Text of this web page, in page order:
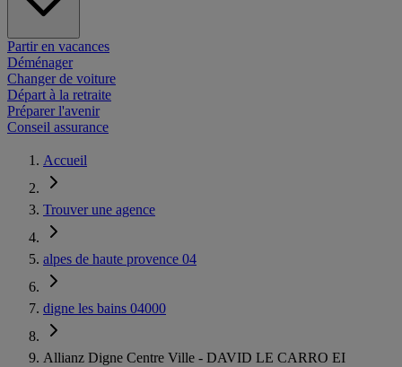
Partir en vacances
Déménager
Changer de voiture
Départ à la retraite
Préparer l'avenir
Conseil assurance
Accueil
Trouver une agence
alpes de haute provence 04
digne les bains 04000
Allianz Digne Centre Ville - DAVID LE CARRO EI